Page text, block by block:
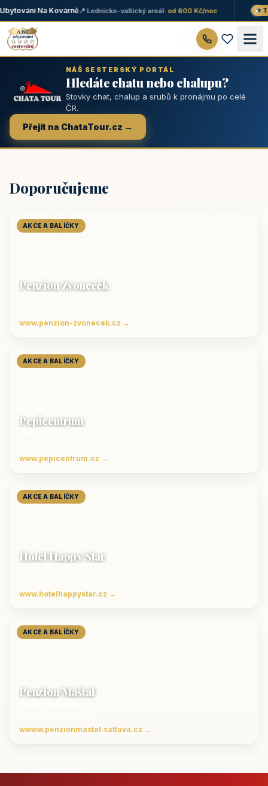
Na Kovárně📍 Lednicko-valtický areál· od 600 Kč/noc ★×
NÁŠ SESTERSKÝ PORTÁL
Hledáte chatu nebo chalupu?
Stovky chat, chalup a srubů k pronájmu po celé
ČR.
Přejít na ChataTour.cz →
Doporučujeme
AKCE A BALÍČKY
Penzion Zvoneček
www.penzion-zvonecek.cz →
AKCE A BALÍČKY
Pepicentrum
www.pepicentrum.cz →
AKCE A BALÍČKY
Hotel Happy Star
www.hotelhappystar.cz →
AKCE A BALÍČKY
Penzion Maštal
wwww.penzionmastal.satlava.cz →